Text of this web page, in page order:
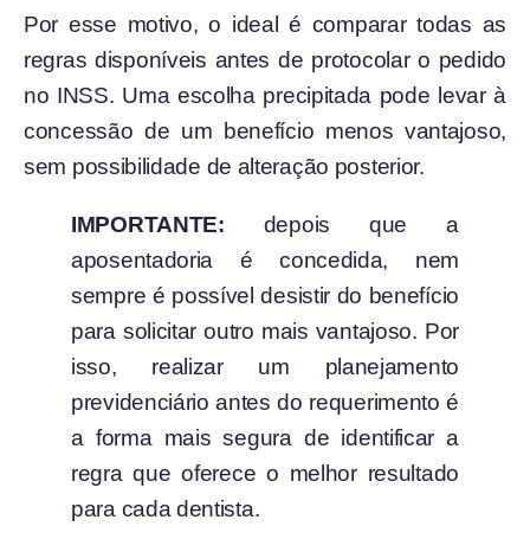
Por esse motivo, o ideal é comparar todas as
regras disponíveis antes de protocolar o pedido
no INSS. Uma escolha precipitada pode levar à
concessão de um benefício menos vantajoso,
sem possibilidade de alteração posterior.
IMPORTANTE: depois que a
aposentadoria é concedida, nem
sempre é possível desistir do benefício
para solicitar outro mais vantajoso. Por
isso, realizar um planejamento
previdenciário antes do requerimento é
a forma mais segura de identificar a
regra que oferece o melhor resultado
para cada dentista.